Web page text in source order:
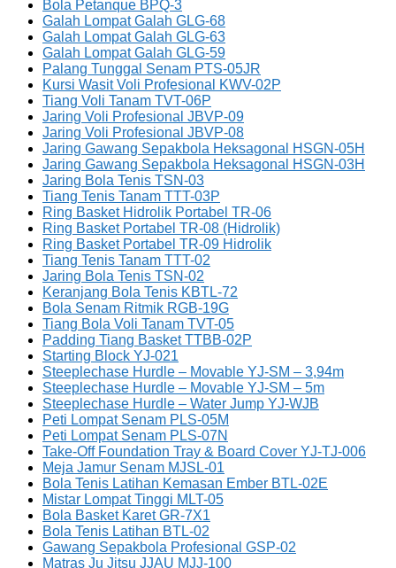
Bola Petanque BPQ-3
Galah Lompat Galah GLG-68
Galah Lompat Galah GLG-63
Galah Lompat Galah GLG-59
Palang Tunggal Senam PTS-05JR
Kursi Wasit Voli Profesional KWV-02P
Tiang Voli Tanam TVT-06P
Jaring Voli Profesional JBVP-09
Jaring Voli Profesional JBVP-08
Jaring Gawang Sepakbola Heksagonal HSGN-05H
Jaring Gawang Sepakbola Heksagonal HSGN-03H
Jaring Bola Tenis TSN-03
Tiang Tenis Tanam TTT-03P
Ring Basket Hidrolik Portabel TR-06
Ring Basket Portabel TR-08 (Hidrolik)
Ring Basket Portabel TR-09 Hidrolik
Tiang Tenis Tanam TTT-02
Jaring Bola Tenis TSN-02
Keranjang Bola Tenis KBTL-72
Bola Senam Ritmik RGB-19G
Tiang Bola Voli Tanam TVT-05
Padding Tiang Basket TTBB-02P
Starting Block YJ-021
Steeplechase Hurdle – Movable YJ-SM – 3,94m
Steeplechase Hurdle – Movable YJ-SM – 5m
Steeplechase Hurdle – Water Jump YJ-WJB
Peti Lompat Senam PLS-05M
Peti Lompat Senam PLS-07N
Take-Off Foundation Tray & Board Cover YJ-TJ-006
Meja Jamur Senam MJSL-01
Bola Tenis Latihan Kemasan Ember BTL-02E
Mistar Lompat Tinggi MLT-05
Bola Basket Karet GR-7X1
Bola Tenis Latihan BTL-02
Gawang Sepakbola Profesional GSP-02
Matras Ju Jitsu JJAU MJJ-100